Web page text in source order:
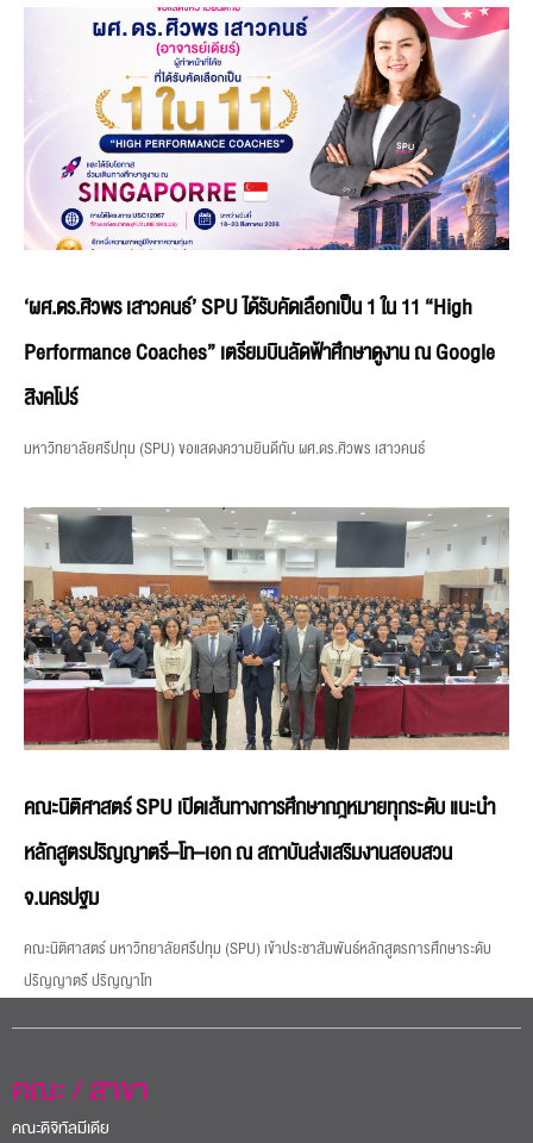
‘ผศ.ดร.ศิวพร เสาวคนธ์’ SPU ได้รับคัดเลือกเป็น 1 ใน 11 “High
Performance Coaches” เตรียมบินลัดฟ้าศึกษาดูงาน ณ Google
สิงคโปร์
มหาวิทยาลัยศรีปทุม (SPU) ขอแสดงความยินดีกับ ผศ.ดร.ศิวพร เสาวคนธ์
คณะนิติศาสตร์ SPU เปิดเส้นทางการศึกษากฎหมายทุกระดับ แนะนำ
หลักสูตรปริญญาตรี–โท–เอก ณ สถาบันส่งเสริมงานสอบสวน
จ.นครปฐม
คณะนิติศาสตร์ มหาวิทยาลัยศรีปทุม (SPU) เข้าประชาสัมพันธ์หลักสูตรการศึกษาระดับ
ปริญญาตรี ปริญญาโท
คณะ / สาขา
คณะดิจิทัลมีเดีย